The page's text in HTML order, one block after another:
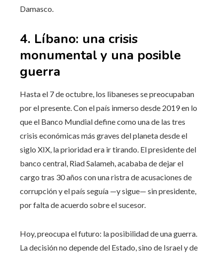
Damasco.
4. Líbano: una crisis
monumental y una posible
guerra
Hasta el 7 de octubre, los libaneses se preocupaban
por el presente. Con el país inmerso desde 2019 en lo
que el Banco Mundial define como una de las tres
crisis económicas más graves del planeta desde el
siglo XIX, la prioridad era ir tirando. El presidente del
banco central, Riad Salameh, acababa de dejar el
cargo tras 30 años con una ristra de acusaciones de
corrupción y el país seguía —y sigue— sin presidente,
por falta de acuerdo sobre el sucesor.
Hoy, preocupa el futuro: la posibilidad de una guerra.
La decisión no depende del Estado, sino de Israel y de